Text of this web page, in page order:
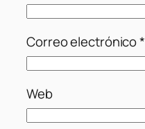
Correo electrónico*
Web